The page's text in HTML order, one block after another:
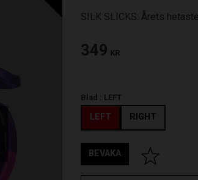
SILK SLICKS: Årets
349 KR
Blad : LEFT
LEFT RIGHT
Lägg till i
BEVAKA